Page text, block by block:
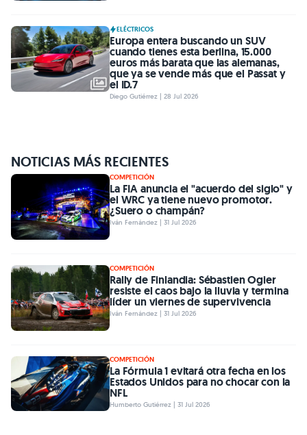
ELÉCTRICOS
Europa entera buscando un SUV
cuando tienes esta berlina, 15.000
euros más barata que las alemanas,
que ya se vende más que el Passat y
el ID.7
Diego Gutiérrez | 28 Jul 2026
NOTICIAS MÁS RECIENTES
COMPETICIÓN
La FIA anuncia el "acuerdo del siglo" y
el WRC ya tiene nuevo promotor.
¿Suero o champán?
Iván Fernández | 31 Jul 2026
COMPETICIÓN
Rally de Finlandia: Sébastien Ogier
resiste el caos bajo la lluvia y termina
líder un viernes de supervivencia
Iván Fernández | 31 Jul 2026
COMPETICIÓN
La Fórmula 1 evitará otra fecha en los
Estados Unidos para no chocar con la
NFL
Humberto Gutiérrez | 31 Jul 2026